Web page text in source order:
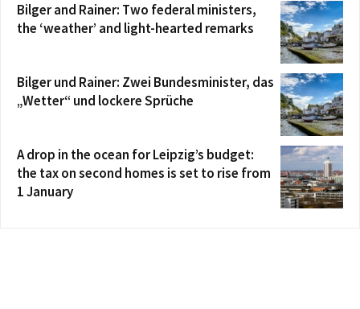
Bilger and Rainer: Two federal ministers,
the ‘weather’ and light-hearted remarks
Bilger und Rainer: Zwei Bundesminister, das
„Wetter“ und lockere Sprüche
A drop in the ocean for Leipzig’s budget:
the tax on second homes is set to rise from
1 January